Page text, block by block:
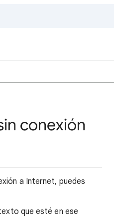
conexión
a Internet, puedes
que esté en ese